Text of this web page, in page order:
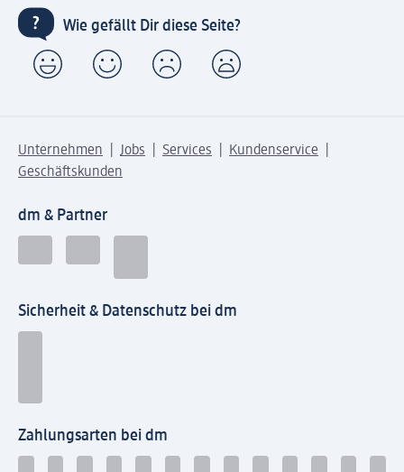
Wie gefällt Dir diese Seite?
Unternehmen Jobs Services
Kundenservice
Geschäftskunden
dm & Partner
Sicherheit & Datenschutz bei dm
Zahlungsarten bei dm